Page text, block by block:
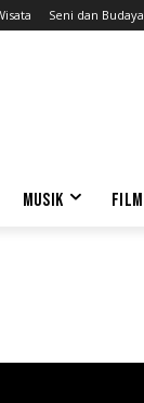
Seni dan Budaya
MUSIK FILM